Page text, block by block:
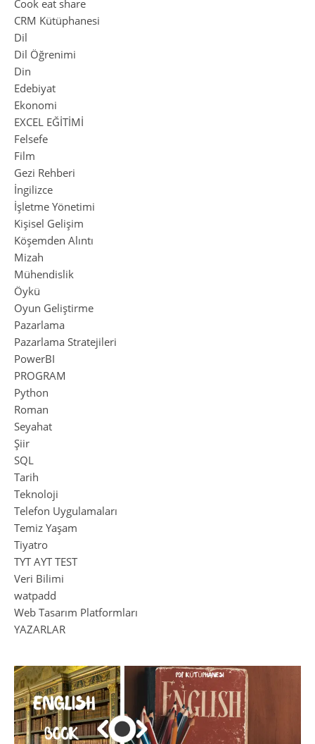
Cook eat share
CRM Kütüphanesi
Dil
Dil Öğrenimi
Din
Edebiyat
Ekonomi
EXCEL EĞİTİMİ
Felsefe
Film
Gezi Rehberi
İngilizce
İşletme Yönetimi
Kişisel Gelişim
Köşemden Alıntı
Mizah
Mühendislik
Öykü
Oyun Geliştirme
Pazarlama
Pazarlama Stratejileri
PowerBI
PROGRAM
Python
Roman
Seyahat
Şiir
SQL
Tarih
Teknoloji
Telefon Uygulamaları
Temiz Yaşam
Tiyatro
TYT AYT TEST
Veri Bilimi
watpadd
Web Tasarım Platformları
YAZARLAR